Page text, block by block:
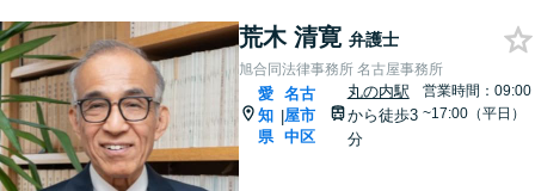
荒木 清寛 弁護士
旭合同法律事務所 名古屋事務所
愛
知
県
|
名古
屋市
中区
丸の内駅
から徒歩3
分
営業時間：09:00
~17:00（平日）